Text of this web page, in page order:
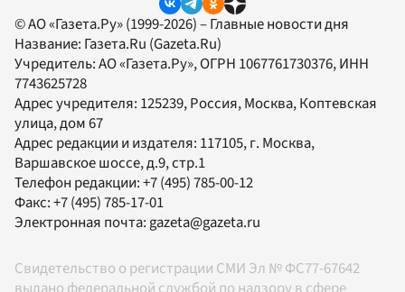
© АО «Газета.Ру» (1999-2026) – Главные новости дня
Название: Газета.Ru (Gazeta.Ru)
Учредитель:АО «Газета.Ру», ОГРН 1067761730376, ИНН
7743625728
Адрес учредителя: 125239, Россия, Москва, Коптевская
улица, дом 67
Адрес редакции и издателя: 117105, г. Москва,
Варшавское шоссе, д.9, стр.1
Телефон редакции:+7 (495) 785-00-12
Факс:+7 (495) 785-17-01
Электронная почта:gazeta@gazeta.ru
Свидетельство о регистрации СМИ Эл № ФС77-67642